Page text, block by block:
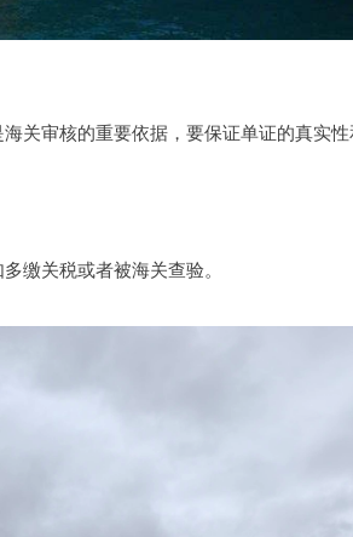
关审核的重要依据，要保证单证的真实性
缴关税或者被海关查验。